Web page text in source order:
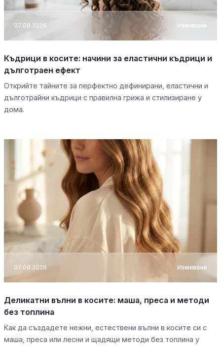
07.08.2026 Измиване
Къдрици в косите: начини за еластични къдрици и
дълготраен ефект
Открийте тайните за перфектно дефинирани, еластични и
дълготрайни къдрици с правилна грижа и стилизиране у
дома.
07.08.2026 Измиване
Деликатни вълни в косите: маша, преса и методи
без топлина
Как да създадете нежни, естествени вълни в косите си с
маша, преса или лесни и щадящи методи без топлина у